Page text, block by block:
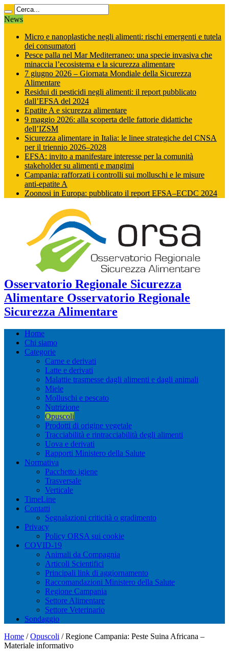
News
Micro e nanoplastiche negli alimenti: rischi emergenti e tutela
dei consumatori
Pesce palla nel Mar Mediterraneo: una specie invasiva che
minaccia l’ecosistema e la sicurezza alimentare
7 giugno 2026 – Giornata Mondiale della Sicurezza
Alimentare
Residui di pesticidi negli alimenti: il report pubblicato
dall’EFSA del 2024
Epatite A e sicurezza alimentare
9 maggio 2026: alla scoperta delle fattorie didattiche
dell’IZSM
Sicurezza alimentare in Italia: le linee strategiche del CNSA
per il triennio 2026–2028
EFSA: invito a manifestare interesse per la comunità
stakeholder su alimenti e mangimi
Campania: rafforzati i controlli sui molluschi e le misure
anti‑epatite A
Zoonosi in Europa: pubblicato il report EFSA–ECDC 2024
Osservatorio Regionale Sicurezza
Alimentare Osservatorio Regionale
Sicurezza Alimentare
Home
Chi siamo
Categorie
Carne e derivati
Latte e derivati
Malattie trasmesse dagli alimenti e dagli animali
Miele
Molluschi e pescato
Nutrizione
Opuscoli
Prodotti di origine vegetale
Tracciabilità e rintracciabilità degli alimenti
Uova e derivati
Rapporti Ministero della Salute
Normativa
Pacchetto igiene
Trasversale
Verticale
TimeLine
Contatti
Segnalazioni criticità o gradimento
Privacy
Policy ORSA sui cookie
COVID-19
Animali da Compagnia
Articoli Scientifici
Principali link di aggiornamento
Raccomandazioni Ministero della Salute
Regione Campania
Settore Alimentare
Settore Veterinario
Sondaggio
Home / Opuscoli / Regione Campania: Peste Suina Africana –
Materiale informativo